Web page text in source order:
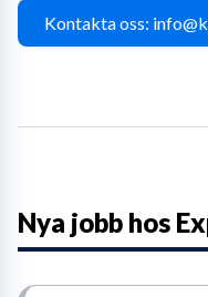
Kontakta oss:
Nya jobb hos